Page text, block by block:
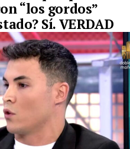
“los gordos”
Sí. VERDAD